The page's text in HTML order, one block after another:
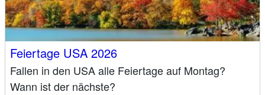
Feiertage USA 2026
Fallen in den USA alle Feiertage auf Montag?
Wann ist der nächste?